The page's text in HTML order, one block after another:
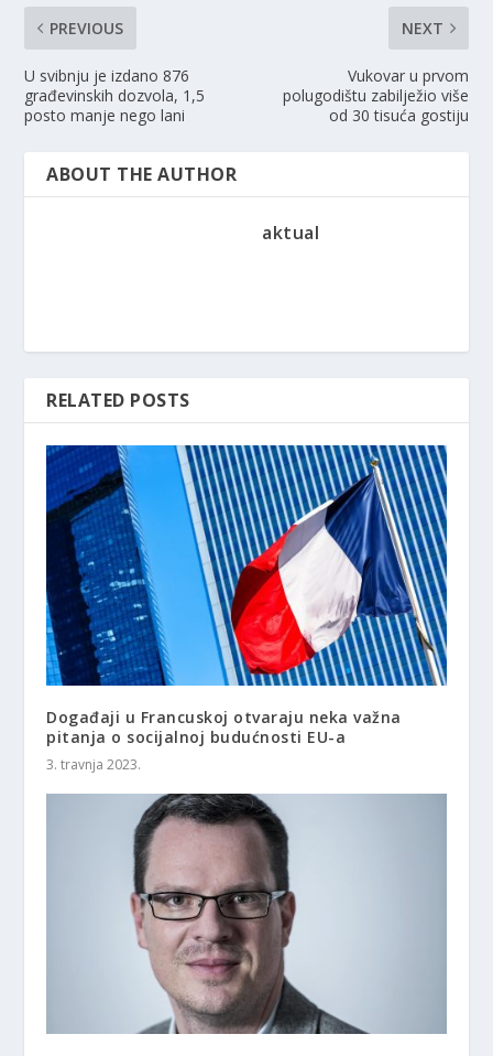
PREVIOUS
U svibnju je izdano 876
građevinskih dozvola, 1,5
posto manje nego lani
NEXT
Vukovar u prvom
polugodištu zabilježio više
od 30 tisuća gostiju
ABOUT THE AUTHOR
aktual
RELATED POSTS
Događaji u Francuskoj otvaraju neka važna
pitanja o socijalnoj budućnosti EU-a
3. travnja 2023.